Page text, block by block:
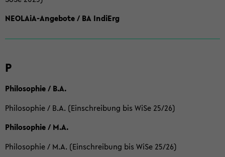
NEOLAiA-Angebote / BA IndiErg
P
Philosophie / B.A.
Philosophie / B.A. (Einschreibung bis WiSe 25/26)
Philosophie / M.A.
Philosophie / M.A. (Einschreibung bis WiSe 25/26)